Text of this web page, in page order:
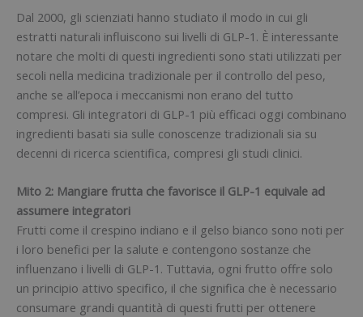
Dal 2000, gli scienziati hanno studiato il modo in cui gli
estratti naturali influiscono sui livelli di GLP-1. È interessante
notare che molti di questi ingredienti sono stati utilizzati per
secoli nella medicina tradizionale per il controllo del peso,
anche se all’epoca i meccanismi non erano del tutto
compresi. Gli integratori di GLP-1 più efficaci oggi combinano
ingredienti basati sia sulle conoscenze tradizionali sia su
decenni di ricerca scientifica, compresi gli studi clinici.
Mito 2: Mangiare frutta che favorisce il GLP-1 equivale ad
assumere integratori
Frutti come il crespino indiano e il gelso bianco sono noti per
i loro benefici per la salute e contengono sostanze che
influenzano i livelli di GLP-1. Tuttavia, ogni frutto offre solo
un principio attivo specifico, il che significa che è necessario
consumare grandi quantità di questi frutti per ottenere